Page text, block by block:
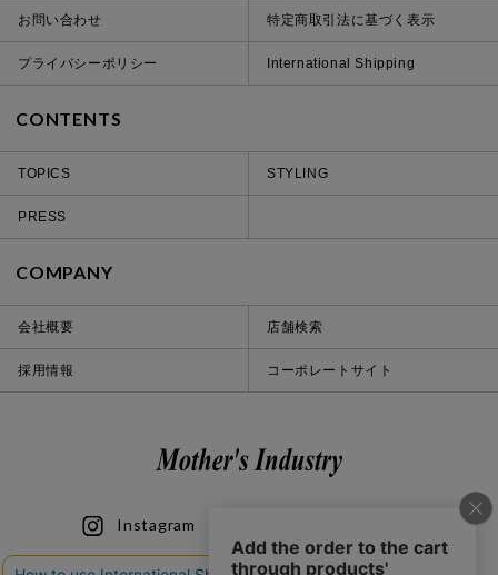
お問い合わせ 特定商取引法に基づく表示
プライバシーポリシー International Shipping
CONTENTS
TOPICS STYLING
PRESS
COMPANY
会社概要 店舗検索
採用情報 コーポレートサイト
Instagram
iOS Android